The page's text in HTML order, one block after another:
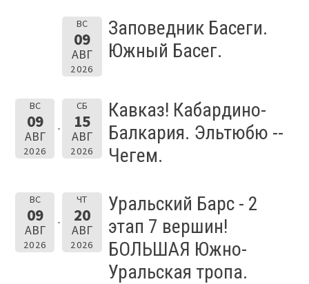
ВС
09
АВГ
2026
Заповедник Басеги.
Южный Басег.
ВС
09
АВГ
2026
СБ
15
АВГ
2026
Кавказ! Кабардино-
Балкария. Эльтюбю --
Чегем.
ВС
09
АВГ
2026
ЧТ
20
АВГ
2026
Уральский Барс - 2
этап 7 вершин!
БОЛЬШАЯ Южно-
Уральская тропа.